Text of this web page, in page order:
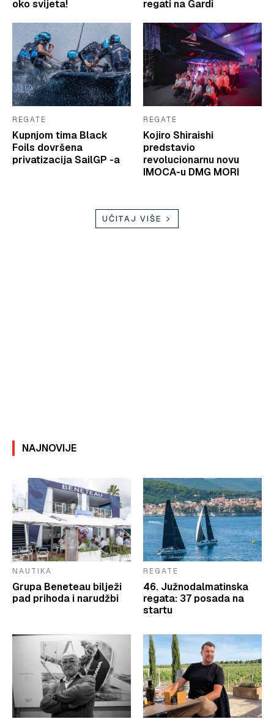
oko svijeta!
regati na Gardi
REGATE
Kupnjom tima Black
Foils dovršena
privatizacija SailGP -a
REGATE
Kojiro Shiraishi
predstavio
revolucionarnu novu
IMOCA-u DMG MORI
UČITAJ VIŠE
NAJNOVIJE
NAUTIKA
Grupa Beneteau bilježi
pad prihoda i narudžbi
REGATE
46. Južnodalmatinska
regata: 37 posada na
startu